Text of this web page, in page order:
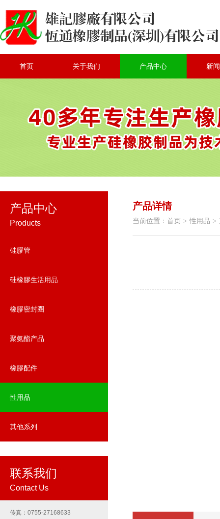
首页 关于我们 产品中心 新
产品中心
Products
硅膠管
硅橡膠生活用品
橡膠密封圈
聚氨酯产品
橡膠配件
性用品
其他系列
联系我们
Contact Us
传真：0755-27168633
产品详情
当前位置： 首页 > 性用品 >